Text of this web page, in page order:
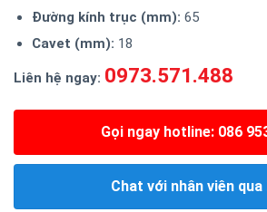
Đường kính trục (mm): 65
Cavet (mm): 18
Liên hệ ngay: 0973.571.488
Gọi ngay hotline: 086
Chat với nhân viên qua